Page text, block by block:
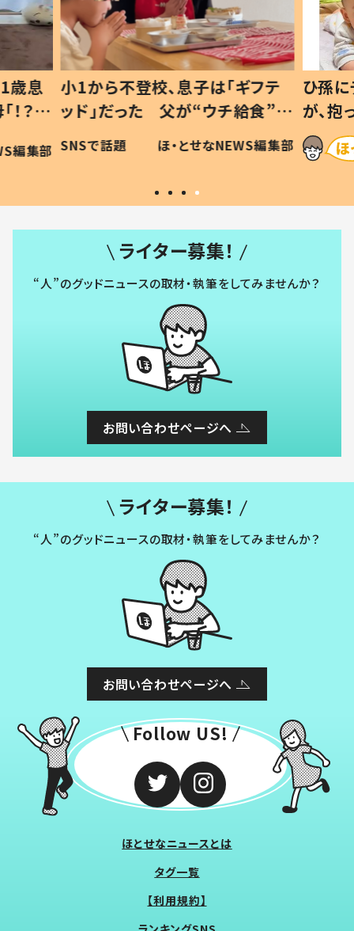
歳息
？」
編集部
小1から不登校、息子は「ギフテ
ッド」だった 父が“ウチ給食”を
作り続ける理由とは #令和の親
#令和の子
SNSで話題 ほ・とせなNEWS編集部
ひ孫
が、
「涙が
い」
ライター募集！
“人”のグッドニュースの取材・執筆をしてみませんか？
お問い合わせページへ
ライター募集！
“人”のグッドニュースの取材・執筆をしてみませんか？
お問い合わせページへ
Follow US!
ほとせなニュースとは
タグ一覧
【利用規約】